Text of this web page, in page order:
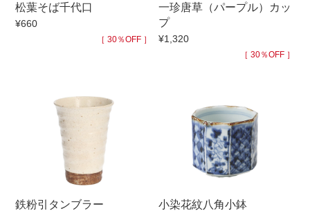
柄
松葉そば千代口
¥660
［ 30％OFF ］
一珍唐草（パープル）カッ
プ
¥1,320
［ 30％OFF ］
鉄粉引タンブラー 小染花紋八角小鉢